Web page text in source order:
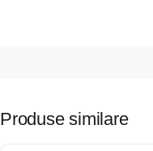
Produse similare